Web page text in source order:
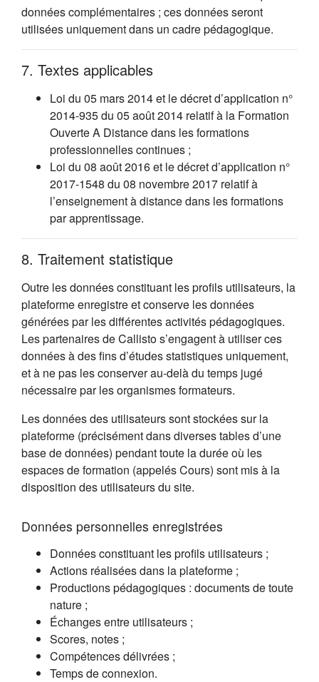
données complémentaires ; ces données seront
utilisées uniquement dans un cadre pédagogique.
7. Textes applicables
Loi du 05 mars 2014 et le décret d’application n°
2014-935 du 05 août 2014 relatif à la Formation
Ouverte A Distance dans les formations
professionnelles continues ;
Loi du 08 août 2016 et le décret d’application n°
2017-1548 du 08 novembre 2017 relatif à
l’enseignement à distance dans les formations
par apprentissage.
8. Traitement statistique
Outre les données constituant les profils utilisateurs, la
plateforme enregistre et conserve les données
générées par les différentes activités pédagogiques.
Les partenaires de Callisto s’engagent à utiliser ces
données à des fins d’études statistiques uniquement,
et à ne pas les conserver au-delà du temps jugé
nécessaire par les organismes formateurs.
Les données des utilisateurs sont stockées sur la
plateforme (précisément dans diverses tables d’une
base de données) pendant toute la durée où les
espaces de formation (appelés Cours) sont mis à la
disposition des utilisateurs du site.
Données personnelles enregistrées
Données constituant les profils utilisateurs ;
Actions réalisées dans la plateforme ;
Productions pédagogiques : documents de toute
nature ;
Échanges entre utilisateurs ;
Scores, notes ;
Compétences délivrées ;
Temps de connexion.